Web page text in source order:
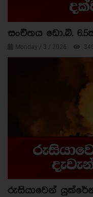
සංචිතය ඩො.බි.
Monday / 3 / 2026
රුසියාවෙන්